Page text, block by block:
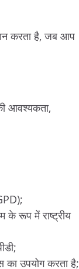
करता है, जब आप
आवश्यकता,
के रूप में राष्ट्रीय
उपयोग करता है;